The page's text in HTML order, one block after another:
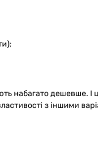
набагато дешевше. І
з іншими